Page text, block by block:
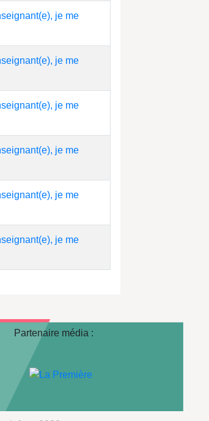
je me
je me
je me
je me
je me
je me
Partenaire média :